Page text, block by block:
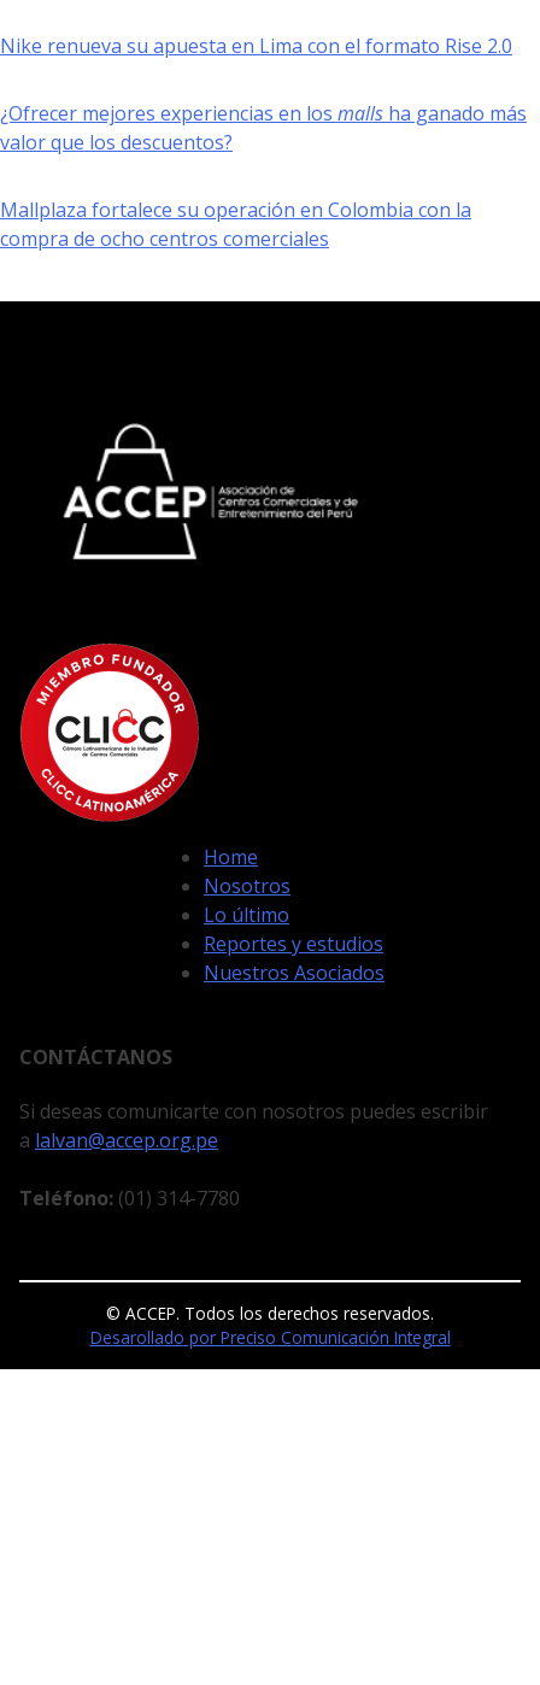
Nike renueva su apuesta en Lima con el formato Rise 2.0
¿Ofrecer mejores experiencias en los malls ha ganado más
valor que los descuentos?
Mallplaza fortalece su operación en Colombia con la
compra de ocho centros comerciales
Home
Nosotros
Lo último
Reportes y estudios
Nuestros Asociados
CONTÁCTANOS
Si deseas comunicarte con nosotros puedes escribir
a lalvan@accep.org.pe
Teléfono: (01) 314-7780
© ACCEP. Todos los derechos reservados.
Desarollado por Preciso Comunicación Integral